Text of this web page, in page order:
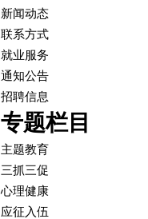
新闻动态
联系方式
就业服务
通知公告
招聘信息
专题栏目
主题教育
三抓三促
心理健康
应征入伍